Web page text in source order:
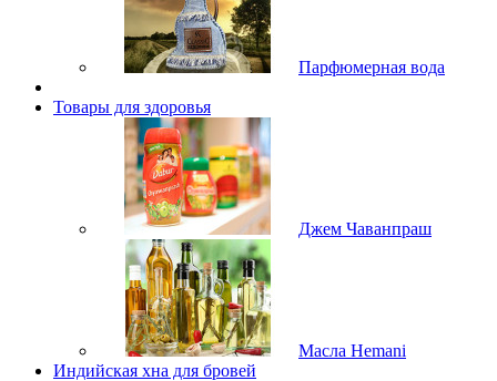
Парфюмерная вода
Товары для здоровья
Джем Чаванпраш
Масла Hemani
Индийская хна для бровей